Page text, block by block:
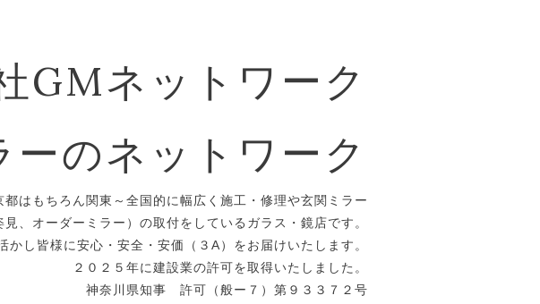
GMネットワーク
のネットワーク
はもちろん関東～全国的に幅広く施工・修理や玄関ミラー
見、オーダーミラー）の取付をしているガラス・鏡店です。
かし皆様に安心・安全・安価（３A）をお届けいたします。
２０２５年に建設業の許可を取得いたしました。
神奈川県知事 許可（般ー７）第９３３７２号